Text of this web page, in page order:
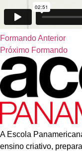
Formando Anterior
Próximo Formando
A Escola
ensino criativo,